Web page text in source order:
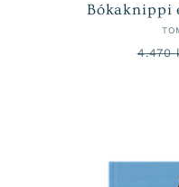
Bókaknippi
4.470